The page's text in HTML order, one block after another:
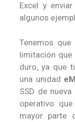
Excel y
algunos
Tenemos
limitación
duro, ya que
una unidad
SSD de
operativo
mayor parte